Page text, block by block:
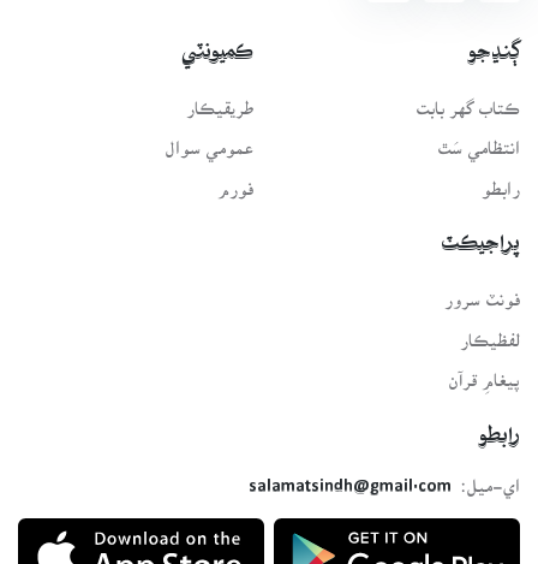
ڳنڍجو
ڪتاب گهر بابت
انتظامي سَٿ
رابطو
ڪميونٽي
طريقيڪار
عمومي سوال
فورم
پراجيڪٽ
فونٽ سرور
لفظيڪار
پيغامِ قرآن
رابطو
اي-ميل:
salamatsindh@gmail.com